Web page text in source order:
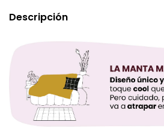
Descripción